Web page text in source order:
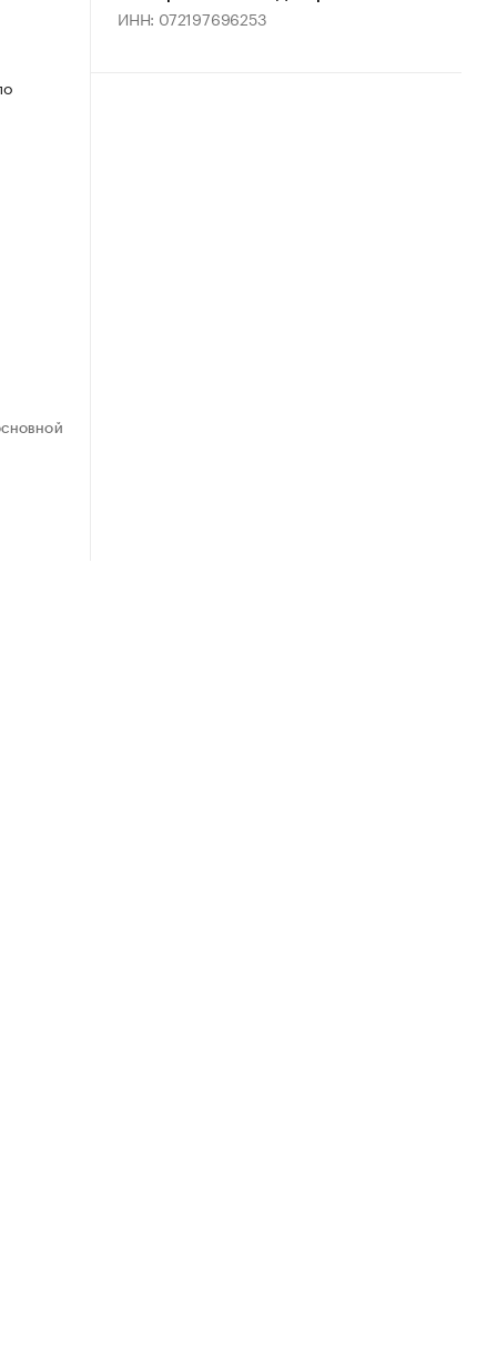
ИНН: 072197696253